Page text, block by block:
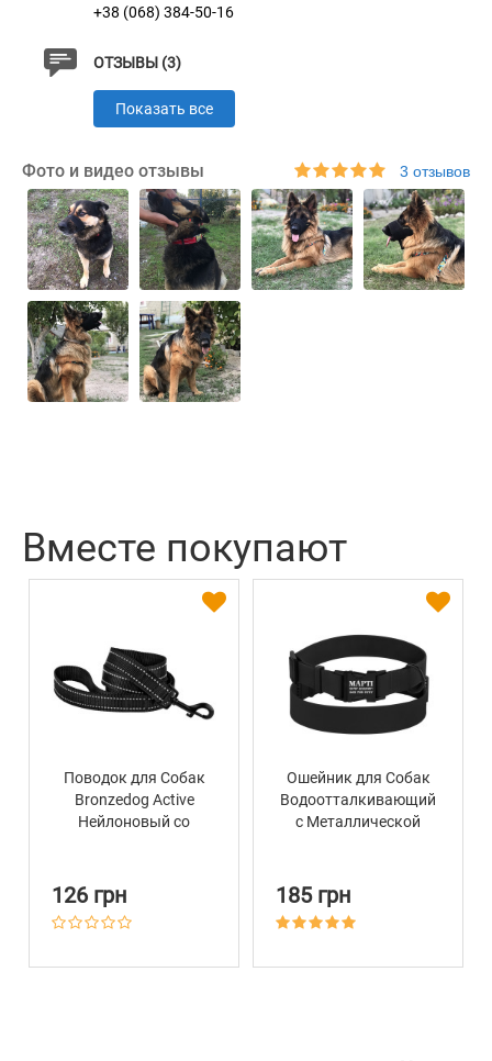
+38 (068) 384-50-16
ОТЗЫВЫ (3)
Показать все
Фото и видео отзывы 3 отзывов
Вместе покупают
Поводок для Собак
Bronzedog Active
Нейлоновый со
126 грн
Ошейник для Собак
Водоотталкивающий
с Металлической
185 грн